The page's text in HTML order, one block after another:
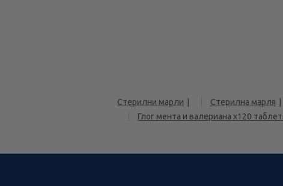
Стерилни марли Стерилна марля
Глог мента и валериана х120